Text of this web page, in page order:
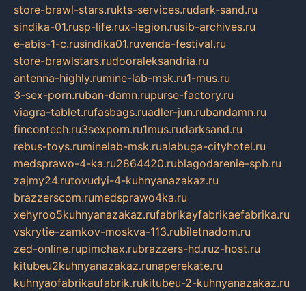
store-brawl-stars.rukts-services.rudark-sand.ru
sindika-01.rusp-life.rux-legion.rusib-archives.ru
e-abis-1-c.rusindika01.ruvenda-festival.ru
store-brawlstars.rudooraleksandria.ru
antenna-highly.rumine-lab-msk.ru1-mus.ru
3-sex-porn.ruban-damn.rupurse-factory.ru
viagra-tablet.rufasbags.ruadler-jun.rubandamn.ru
fincontech.ru3sexporn.ru1mus.rudarksand.ru
rebus-toys.ruminelab-msk.rualabuga-cityhotel.ru
medsprawo-4-ka.ru2864420.rublagodarenie-spb.ru
zajmy24.rutovudyi-4-kuhnyanazakaz.ru
brazzerscom.rumedsprawo4ka.ru
xehyroo5kuhnyanazakaz.rufabrikayfabrikaefabrika.ru
vskrytie-zamkov-moskva-113.rubiletnadom.ru
zed-online.rupimchax.rubrazzers-hd.ruz-host.ru
kitubeu2kuhnyanazakaz.runaperekate.ru
kuhnyaofabrikaufabrik.rukitubeu-2-kuhnyanazakaz.ru